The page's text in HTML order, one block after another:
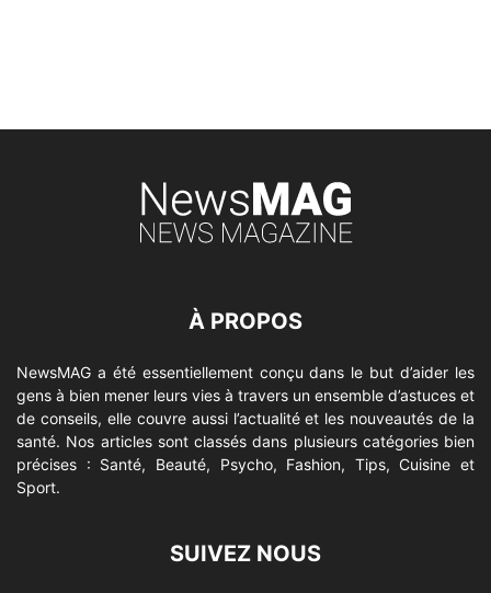
À PROPOS
NewsMAG a été essentiellement conçu dans le but d’aider les
gens à bien mener leurs vies à travers un ensemble d’astuces et
de conseils, elle couvre aussi l’actualité et les nouveautés de la
santé. Nos articles sont classés dans plusieurs catégories bien
précises : Santé, Beauté, Psycho, Fashion, Tips, Cuisine et
Sport.
SUIVEZ NOUS